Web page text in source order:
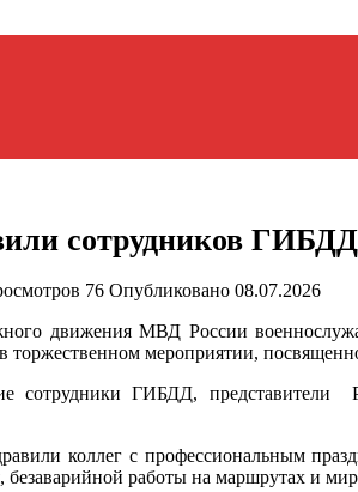
сотрудников
76 Опубликовано 08.07.2026
движения МВД России
торжественном мероприятии,
сотрудники ГИБДД,
коллег с профессиональным
работы на маршрутах и